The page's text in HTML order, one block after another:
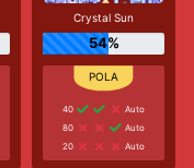
Crystal Sun
54%
40
Auto
80
Auto
20
Auto